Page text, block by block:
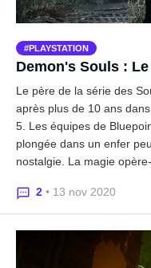
PLAYSTATION
Demon's Souls :
Le père de la série des
après plus de 10 ans
5. Les équipes de
plongée dans un enfer
nostalgie. La magie
2 • 13 nov 2020